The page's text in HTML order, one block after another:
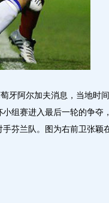
阿尔加夫消息，当地时
组赛进入最后一轮的争夺
芬兰队。图为右前卫张颖